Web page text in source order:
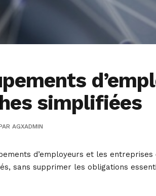
simplifiées
AGXADMIN
d’employeurs et les
sans supprimer les obligations